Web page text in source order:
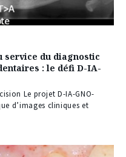
du diagnostic
: le défi D-IA-
Le projet D-IA-GNO-
d’images cliniques et